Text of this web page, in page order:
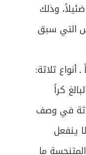
وذلك
التي سبق
أنواع ثلاثة:
كراً
في وصف
ينفعل
ما
الميت
به